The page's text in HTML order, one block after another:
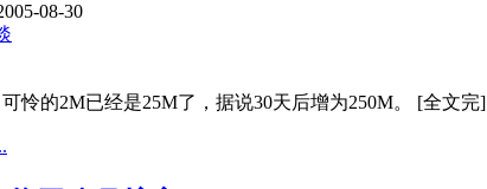
08-30
怜的2M已经是25M了，据说30天后增为250M。 [全文完]